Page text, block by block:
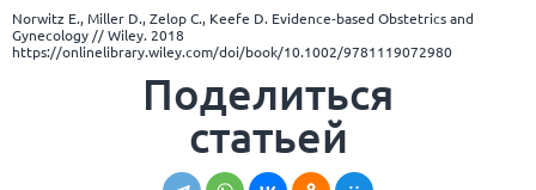
Norwitz E., Miller D., Zelop C., Keefe D. Evidence‐based Obstetrics and
Gynecology // Wiley. 2018
https://onlinelibrary.wiley.com/doi/book/10.1002/9781119072980
Поделиться
статьей